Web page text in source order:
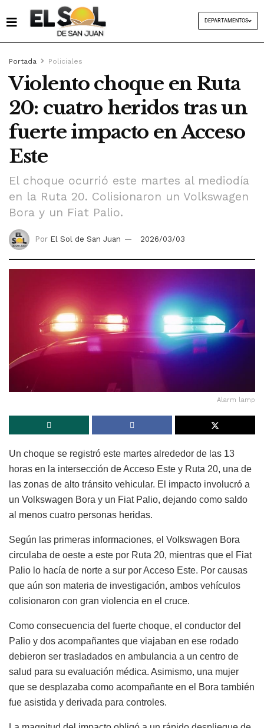
DEPARTAMENTOS
Portada Policiales
Violento choque en Ruta
20: cuatro heridos tras un
fuerte impacto en Acceso
Este
El choque ocurrió este martes al mediodía
en la Ruta 20. Colisionaron un Volkswagen
Bora y un Fiat Palio.
Por El Sol de San Juan 2026/03/03
Alarm lamp
Un choque se registró este martes alrededor de las 13
horas en la intersección de Acceso Este y Ruta 20, una de
las zonas de alto tránsito vehicular. El impacto involucró a
un Volkswagen Bora y un Fiat Palio, dejando como saldo
al menos cuatro personas heridas.
Según las primeras informaciones, el Volkswagen Bora
circulaba de oeste a este por Ruta 20, mientras que el Fiat
Palio lo hacía de norte a sur por Acceso Este. Por causas
que aún son materia de investigación, ambos vehículos
colisionaron con gran violencia en el cruce.
Como consecuencia del fuerte choque, el conductor del
Palio y dos acompañantes que viajaban en ese rodado
debieron ser trasladados en ambulancia a un centro de
salud para su evaluación médica. Asimismo, una mujer
que se desplazaba como acompañante en el Bora también
fue asistida y derivada para controles.